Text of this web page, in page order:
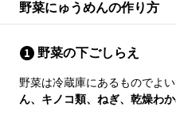
野菜にゅうめんの作り方
野菜の下ごしらえ
野菜は冷蔵庫にあるものでよ
ん、キノコ類、ねぎ、乾燥わ